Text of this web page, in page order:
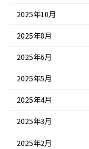
2025年10月
2025年8月
2025年6月
2025年5月
2025年4月
2025年3月
2025年2月